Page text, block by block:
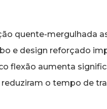
quente-mergulhada
e design reforçado
flexão aumenta
o tempo de